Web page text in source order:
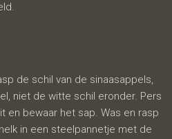
de schil van de sinaasappels,
niet de witte schil eronder. Pers
en bewaar het sap. Was en rasp
in een steelpannetje met de